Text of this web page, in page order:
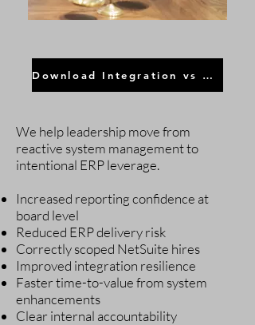
Download Integration vs Differentiation Insight
We help leadership move from
reactive system management to
intentional ERP leverage.
Increased reporting confidence at
board level
Reduced ERP delivery risk
Correctly scoped NetSuite hires
Improved integration resilience
Faster time-to-value from system
enhancements
Clear internal accountability